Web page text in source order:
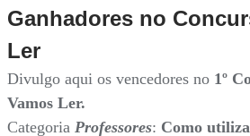
Ganhadores no
Ler
Divulgo aqui os vencedores no 1º
Vamos Ler.
Categoria Professores: Como